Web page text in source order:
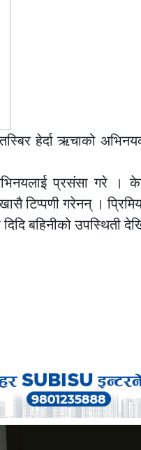
हेर्दा ऋचाको
प्रसंसा गरे ।
टिप्पणी गरेनन् ।
बहिनीको उपस्थिती